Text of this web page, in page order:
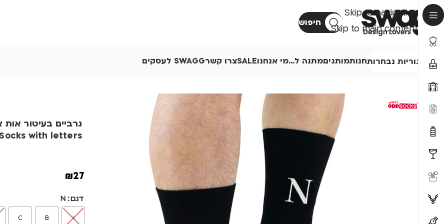
Skip to navigation
Skip to main content
חיפוש
קטגוריות נבחרותחנותמותגיםמתנה ל…מי אנחנוSALEצרו קשרSWAGG לעסקים
גרביים בעיטור אות
Socks with letters
₪27
דגם N
A
B
C